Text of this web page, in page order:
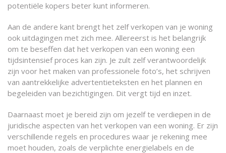
potentiële kopers beter kunt informeren.
Aan de andere kant brengt het zelf verkopen van je woning
ook uitdagingen met zich mee. Allereerst is het belangrijk
om te beseffen dat het verkopen van een woning een
tijdsintensief proces kan zijn. Je zult zelf verantwoordelijk
zijn voor het maken van professionele foto’s, het schrijven
van aantrekkelijke advertentieteksten en het plannen en
begeleiden van bezichtigingen. Dit vergt tijd en inzet.
Daarnaast moet je bereid zijn om jezelf te verdiepen in de
juridische aspecten van het verkopen van een woning. Er zijn
verschillende regels en procedures waar je rekening mee
moet houden, zoals de verplichte energielabels en de